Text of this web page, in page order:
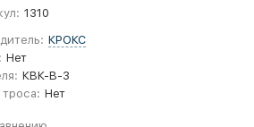
1310
КРОКС
Нет
КВК-В-3
Нет